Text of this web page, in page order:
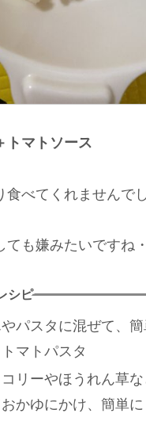
トマトソース
食べてくれませんで
ても嫌みたいですね
シピ
パスタに混ぜて、
マトパスタ
リーやほうれん草
かゆにかけ、簡単